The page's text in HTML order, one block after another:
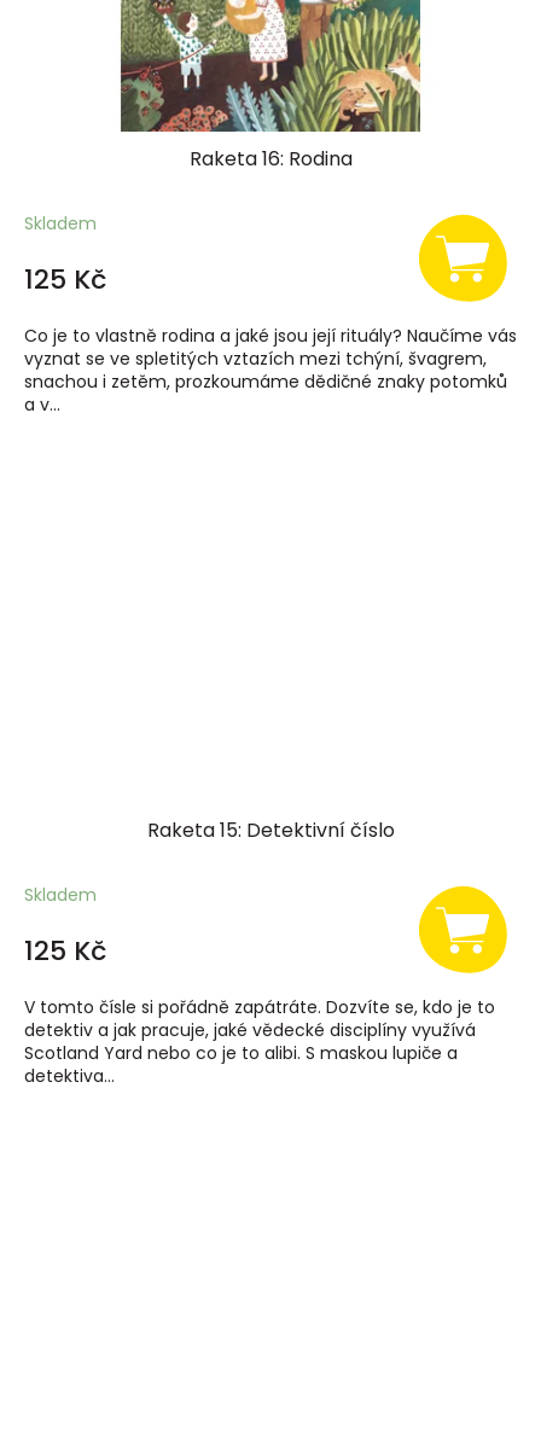
Raketa 16: Rodina
Skladem
125 Kč
Co je to vlastně rodina a jaké jsou její rituály? Naučíme vás
vyznat se ve spletitých vztazích mezi tchýní, švagrem,
snachou i zetěm, prozkoumáme dědičné znaky potomků
a v...
Raketa 15: Detektivní číslo
Skladem
125 Kč
V tomto čísle si pořádně zapátráte. Dozvíte se, kdo je to
detektiv a jak pracuje, jaké vědecké disciplíny využívá
Scotland Yard nebo co je to alibi. S maskou lupiče a
detektiva...